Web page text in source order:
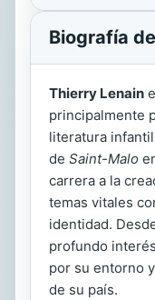
Biografía
Thierry Lenain
principalmente
literatura
de Saint-Malo
carrera a la
temas vitales
identidad.
profundo
por su entorno
de su país.